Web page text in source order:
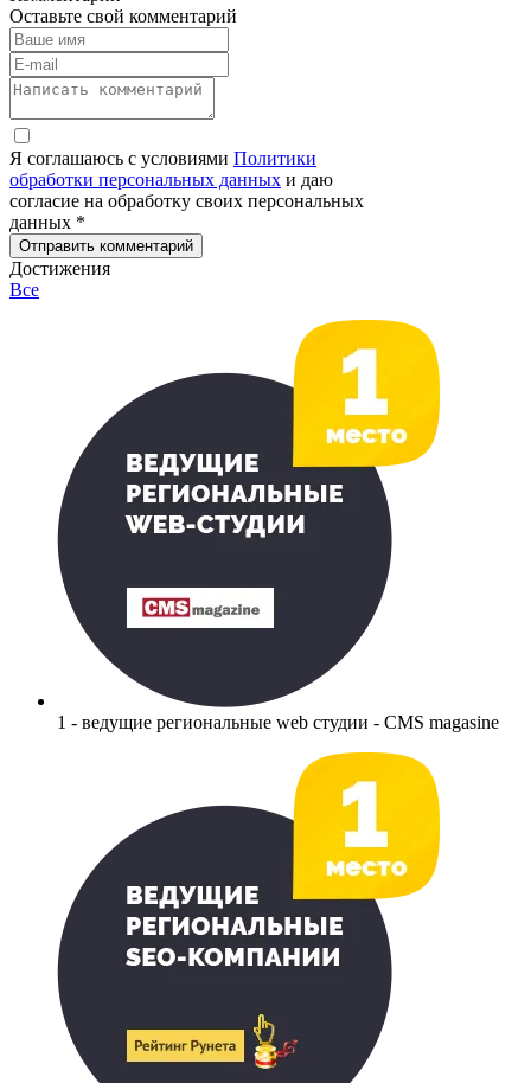
Оставьте свой комментарий
Я соглашаюсь с условиями Политики
обработки персональных данных и даю
согласие на обработку своих персональных
данных *
Отправить комментарий
Достижения
Все
1 - ведущие региональные web студии - CMS magasine